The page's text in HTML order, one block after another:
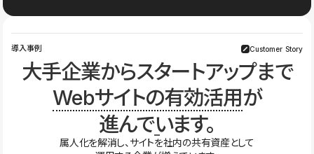
導入事例 Customer Story
大手企業からスタートアップまで
Webサイトの有効活用が
進んでいます。
属人化を解消し、サイトを社内の共有資産として